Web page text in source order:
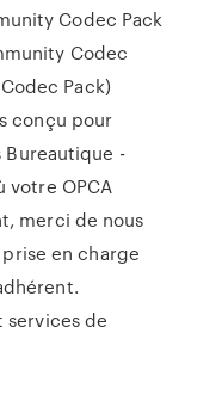
Codec Pack
Codec
Pack)
conçu pour
Bureautique -
votre OPCA
merci de nous
en charge
de